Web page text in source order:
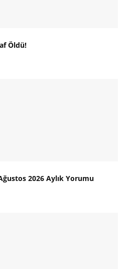
Öldü!
2026 Aylık Yorumu